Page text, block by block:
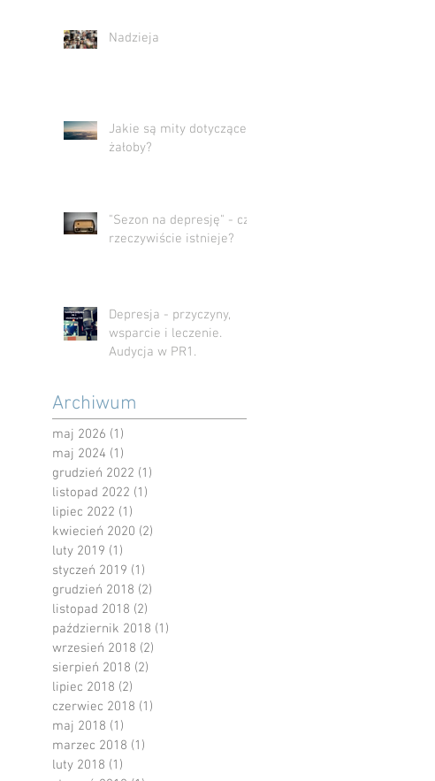
Nadzieja
Jakie są mity dotyczące
żałoby?
"Sezon na depresję" - czy
rzeczywiście istnieje?
Depresja - przyczyny,
wsparcie i leczenie.
Audycja w PR1.
Archiwum
maj 2026 (1)
maj 2024 (1)
grudzień 2022 (1)
listopad 2022 (1)
lipiec 2022 (1)
kwiecień 2020 (2)
luty 2019 (1)
styczeń 2019 (1)
grudzień 2018 (2)
listopad 2018 (2)
październik 2018 (1)
wrzesień 2018 (2)
sierpień 2018 (2)
lipiec 2018 (2)
czerwiec 2018 (1)
maj 2018 (1)
marzec 2018 (1)
luty 2018 (1)